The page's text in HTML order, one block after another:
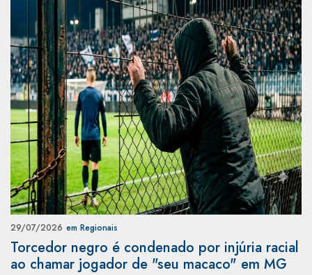
29/07/2026 em Regionais
Torcedor negro é condenado por injúria racial
ao chamar jogador de "seu macaco" em MG